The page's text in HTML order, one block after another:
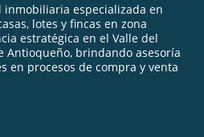
inmobiliaria especializada en
lotes y fincas en zona
estratégica en el Valle del
Antioqueño, brindando asesoría
en procesos de compra y venta